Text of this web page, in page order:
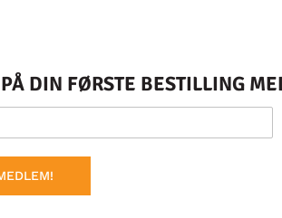
DIN FØRSTE BESTILLING